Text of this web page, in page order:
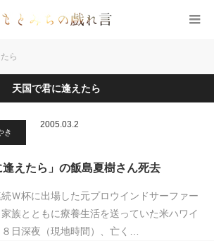
ら
天国で君に逢えたら
き
2005.03.2
えたら」の飯島夏樹さん死去
Ｗ杯に出場した元プロウインドサーファー
族とともに療養生活を送っていた米ハワイ
日深夜（現地時間）、亡く…